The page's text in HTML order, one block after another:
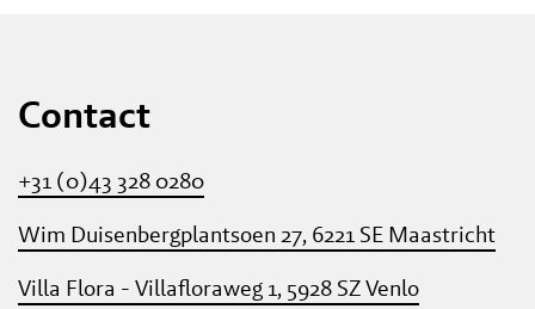
Contact
+31 (0)43 328 0280
Wim Duisenbergplantsoen 27, 6221 SE Maastricht
Villa Flora - Villafloraweg 1, 5928 SZ Venlo